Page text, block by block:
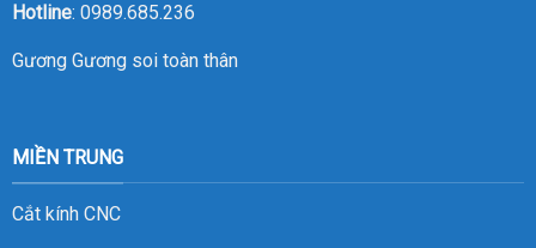
Hotline: 0989.685.236
Gương Gương soi toàn thân
MIỀN TRUNG
Cắt kính CNC